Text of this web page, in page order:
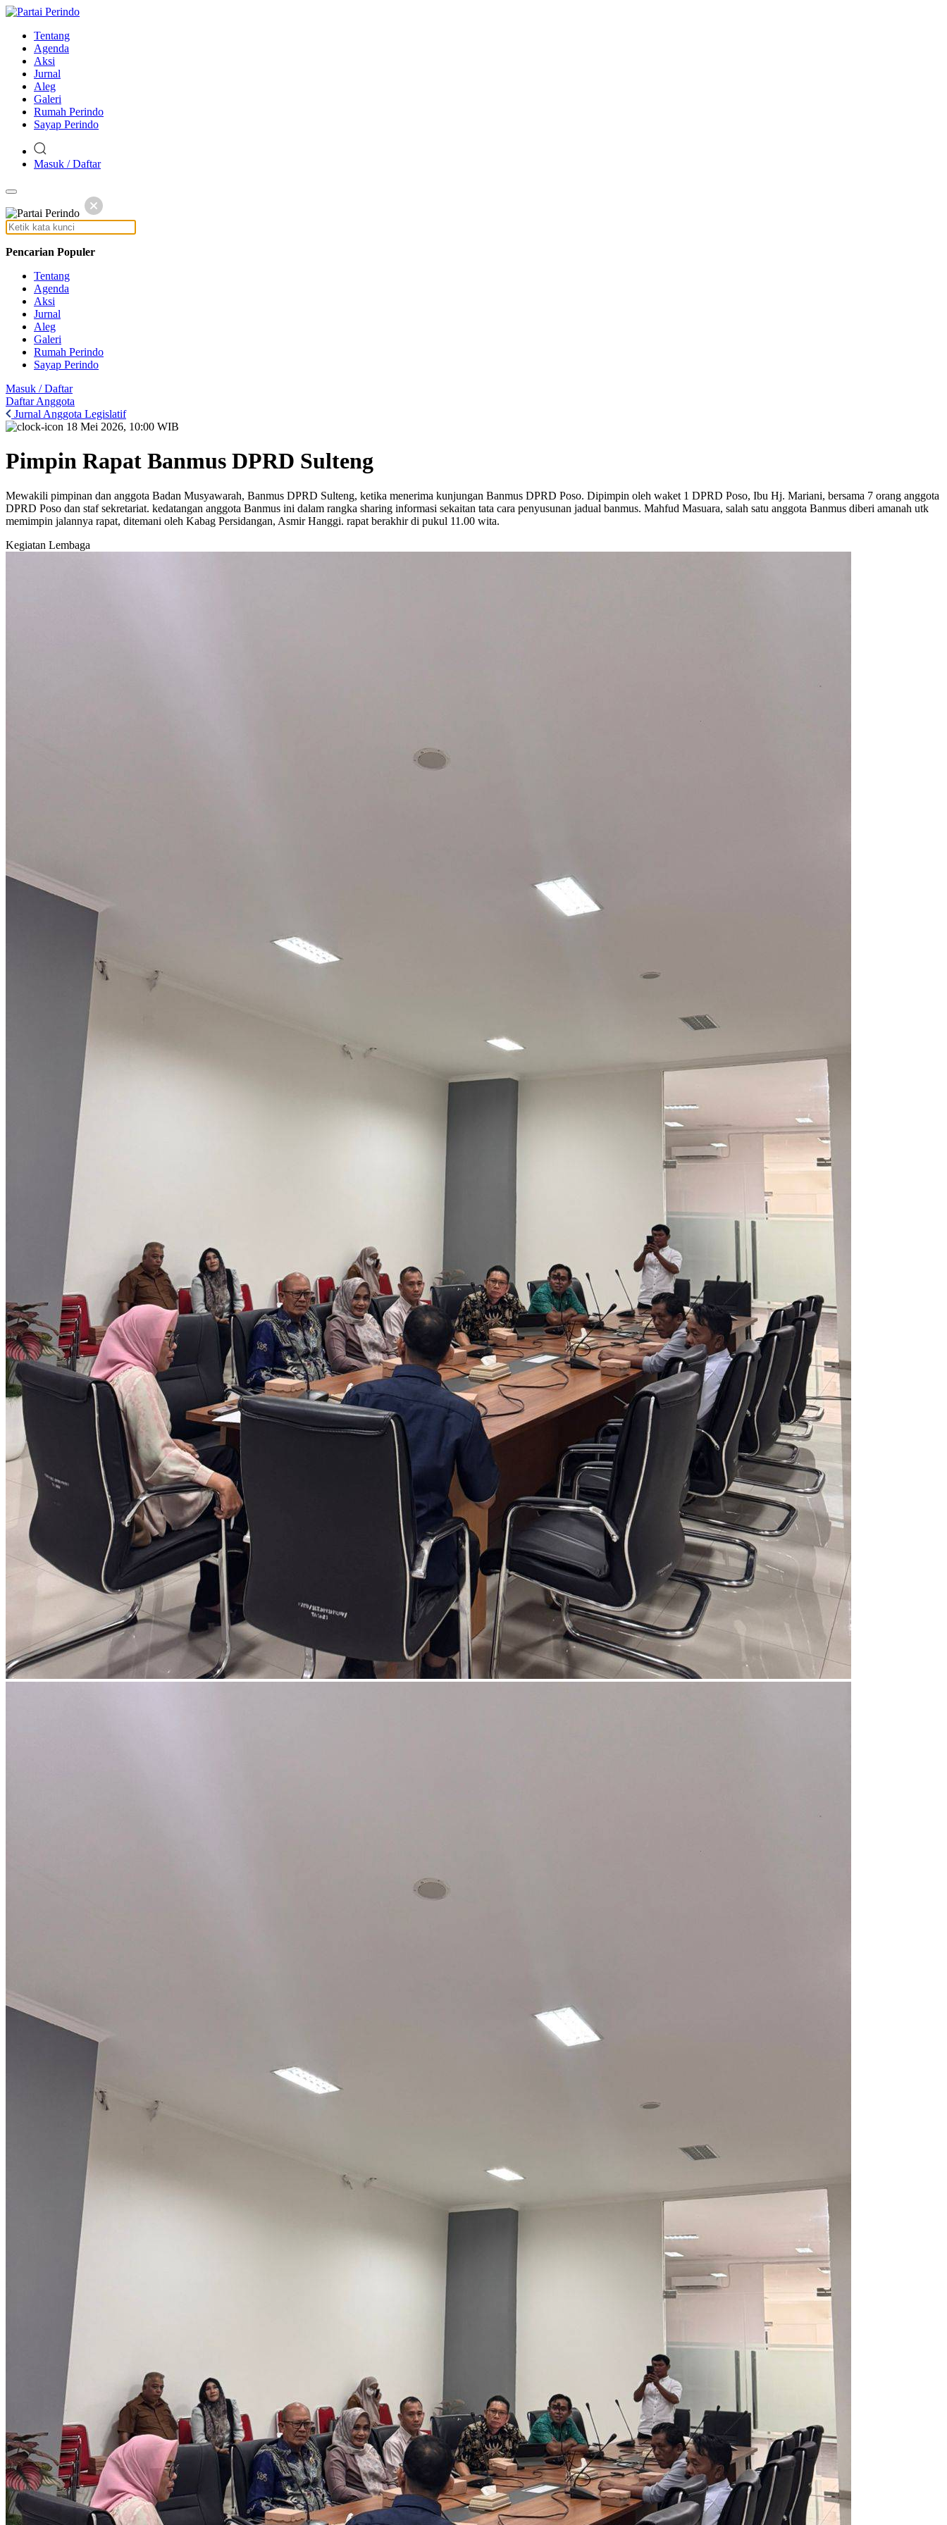
Tentang
Agenda
Aksi
Jurnal
Aleg
Galeri
Rumah Perindo
Sayap Perindo
Masuk / Daftar
Pencarian Populer
Tentang
Agenda
Aksi
Jurnal
Aleg
Galeri
Rumah Perindo
Sayap Perindo
Masuk / Daftar
Daftar Anggota
Jurnal Anggota Legislatif
18 Mei 2026, 10:00 WIB
Pimpin Rapat Banmus DPRD Sulteng
Mewakili pimpinan dan anggota Badan Musyawarah, Banmus DPRD Sulteng, ketika menerima kunjungan Banmus DPRD Poso. Dipimpin oleh waket 1 DPRD Poso, Ibu Hj. Mariani, bersama 7 orang anggota
DPRD Poso dan staf sekretariat. kedatangan anggota Banmus ini dalam rangka sharing informasi sekaitan tata cara penyusunan jadual banmus. Mahfud Masuara, salah satu anggota Banmus diberi amanah utk
memimpin jalannya rapat, ditemani oleh Kabag Persidangan, Asmir Hanggi. rapat berakhir di pukul 11.00 wita.
Kegiatan Lembaga